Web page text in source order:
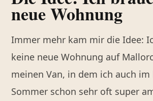
neue Wohnung
Immer mehr kam mir die Idee:
keine neue Wohnung auf
meinen Van, in dem ich auch im
Sommer schon sehr oft super